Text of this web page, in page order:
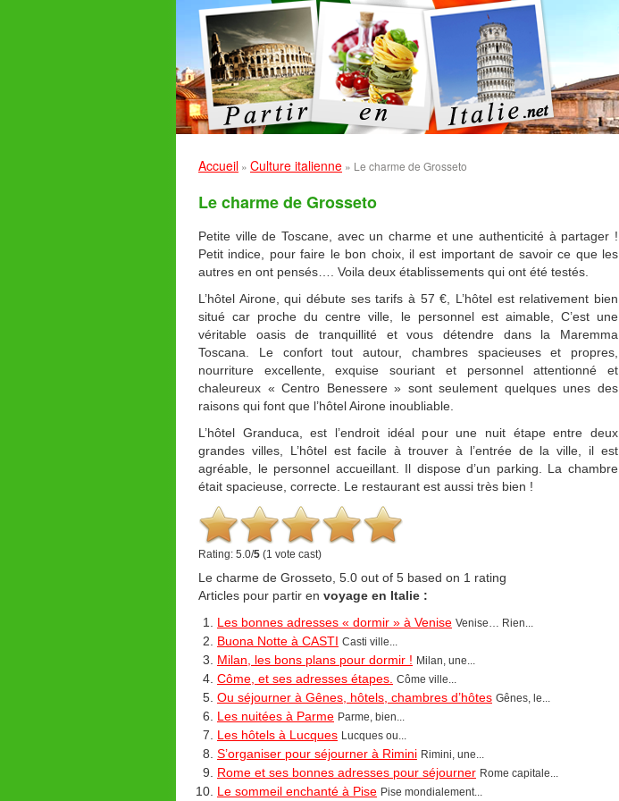
Accueil » Culture italienne » Le charme de Grosseto
Le charme de Grosseto
Petite ville de Toscane, avec un charme et une authenticité à partager !
Petit indice, pour faire le bon choix, il est important de savoir ce que les
autres en ont pensés…. Voila deux établissements qui ont été testés.
L’hôtel Airone, qui débute ses tarifs à 57 €, L’hôtel est relativement bien
situé car proche du centre ville, le personnel est aimable, C’est une
véritable oasis de tranquillité et vous détendre dans la Maremma
Toscana. Le confort tout autour, chambres spacieuses et propres,
nourriture excellente, exquise souriant et personnel attentionné et
chaleureux « Centro Benessere » sont seulement quelques unes des
raisons qui font que l’hôtel Airone inoubliable.
L’hôtel Granduca, est l’endroit idéal pour une nuit étape entre deux
grandes villes, L’hôtel est facile à trouver à l’entrée de la ville, il est
agréable, le personnel accueillant. Il dispose d’un parking. La chambre
était spacieuse, correcte. Le restaurant est aussi très bien !
Rating: 5.0/5 (1 vote cast)
Le charme de Grosseto 5.0 out of 5 based on 1 rating
Articles pour partir en voyage en Italie :
Les bonnes adresses « dormir » à Venise Venise… Rien...
Buona Notte à CASTI Casti ville...
Milan, les bons plans pour dormir ! Milan, une...
Côme, et ses adresses étapes. Côme ville...
Ou séjourner à Gênes, hôtels, chambres d’hôtes Gênes, le...
Les nuitées à Parme Parme, bien...
Les hôtels à Lucques Lucques ou...
S’organiser pour séjourner à Rimini Rimini, une...
Rome et ses bonnes adresses pour séjourner Rome capitale...
Le sommeil enchanté à Pise Pise mondialement...